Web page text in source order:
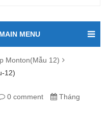
MAIN MENU
Monton(Mẫu 12)
12)
0 comment
Tháng